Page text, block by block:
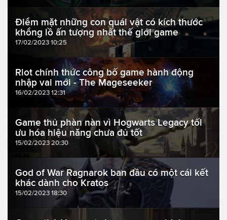
Điểm mặt những con quái vật có kích thước
khổng lồ ấn tượng nhất thế giới game
17/02/2023 10:25
Riot chính thức công bố game hành động
nhập vai mới - The Mageseeker
16/02/2023 12:31
Game thủ phàn nàn vì Hogwarts Legacy tối
ưu hóa hiệu năng chưa đủ tốt
15/02/2023 20:30
God of War Ragnarok ban đầu có một cái kết
khác dành cho Kratos
15/02/2023 18:30